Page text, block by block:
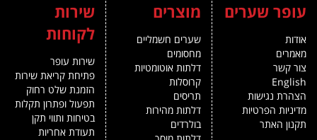
עופר שערים
אודות
מאמרים
צור קשר
English
הצהרת נגישות
מדיניות הפרטיות
תקנון האתר
מוצרים
שערים חשמליים
מחסומים
דלתות אוטומטיות
קרוסלות
תריסים
דלתות מהירות
בולרדים
שירות
לקוחות
שירות עופר
פתיחת קריאת שירות
הזמנת שלט רחוק
תפעול ופתרון תקלות
בטיחות ותווי תקן
תעודת אחריות